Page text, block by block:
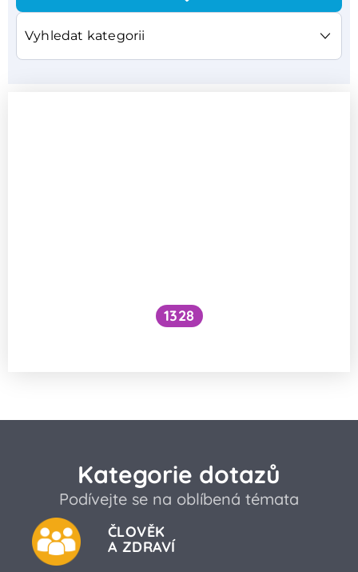
1328
Kategorie dotazů
Podívejte se na oblíbená témata
ČLOVĚK
A ZDRAVÍ